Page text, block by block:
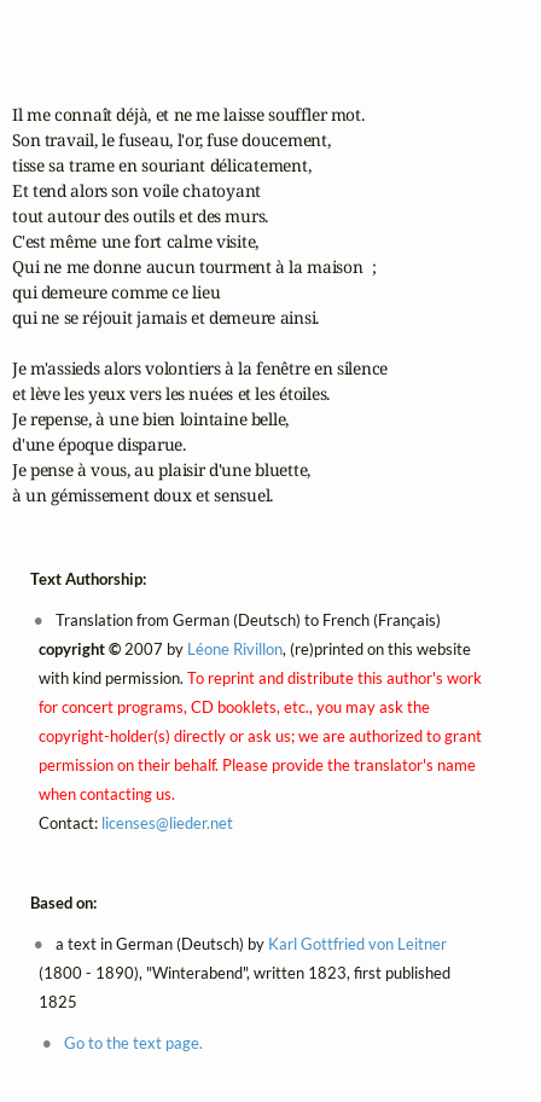
Il me connaît déjà, et ne me laisse souffler mot.
Son travail, le fuseau, l'or, fuse doucement,
tisse sa trame en souriant délicatement,
Et tend alors son voile chatoyant
tout autour des outils et des murs.
C'est même une fort calme visite,
Qui ne me donne aucun tourment à la maison  ;
qui demeure comme ce lieu
qui ne se réjouit jamais et demeure ainsi.
Je m'assieds alors volontiers à la fenêtre en silence
et lève les yeux vers les nuées et les étoiles.
Je repense, à une bien lointaine belle,
d'une époque disparue.
Je pense à vous, au plaisir d'une bluette,
à un gémissement doux et sensuel.
Text Authorship:
Translation from German (Deutsch) to French (Français)
copyright ©2007 by Léone Rivillon, (re)printed on this website
with kind permission. To reprint and distribute this author's work
for concert programs, CD booklets, etc., you may ask the
copyright-holder(s) directly or ask us; we are authorized to grant
permission on their behalf. Please provide the translator's name
when contacting us.
Contact: licenses@lieder.net
Based on:
a text in German (Deutsch) by Karl Gottfried von Leitner
(1800 - 1890), "Winterabend", written 1823, first published
1825
Go to the text page.